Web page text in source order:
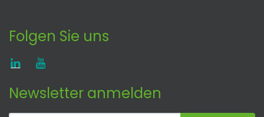
Folgen Sie uns
Newsletter anmelden